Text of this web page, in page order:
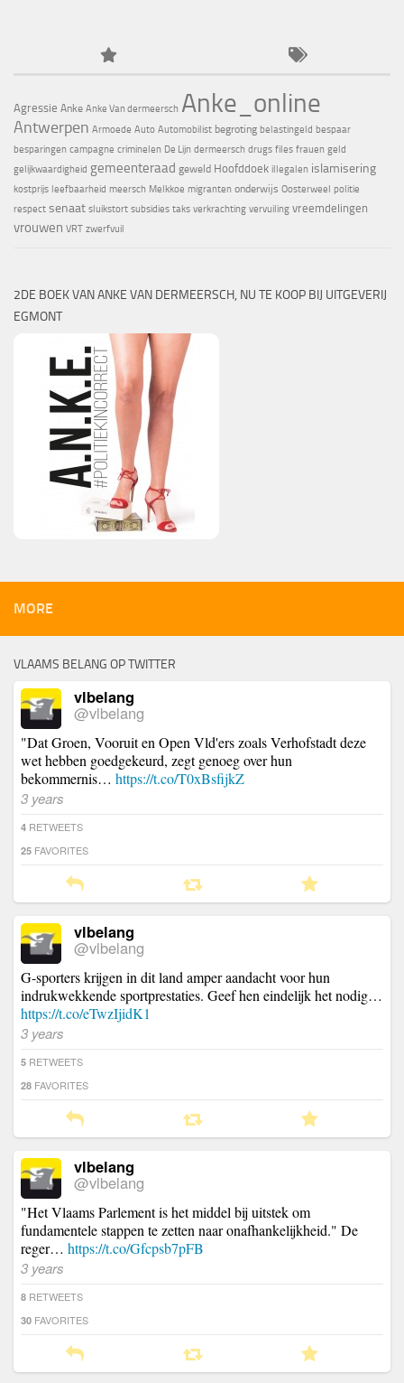
Agressie Anke Anke Van dermeersch Anke_online
Antwerpen Armoede Auto Automobilist begroting belastingeld bespaar
besparingen campagne criminelen De Lijn dermeersch drugs files frauen geld
gelijkwaardigheid gemeenteraad geweld Hoofddoek illegalen islamisering
kostprijs leefbaarheid meersch Melkkoe migranten onderwijs Oosterweel politie
respect senaat sluikstort subsidies taks verkrachting vervuiling vreemdelingen
vrouwen VRT zwerfvuil
2DE BOEK VAN ANKE VAN DERMEERSCH, NU TE KOOP BIJ UITGEVERIJ
EGMONT
MORE
VLAAMS BELANG OP TWITTER
vlbelang
@vlbelang
"Dat Groen, Vooruit en Open Vld'ers zoals Verhofstadt deze
wet hebben goedgekeurd, zegt genoeg over hun
bekommernis… https://t.co/T0xBsfijkZ
3 years
4 RETWEETS
25 FAVORITES
vlbelang
@vlbelang
G-sporters krijgen in dit land amper aandacht voor hun
indrukwekkende sportprestaties. Geef hen eindelijk het nodig…
https://t.co/eTwzIjidK1
3 years
5 RETWEETS
28 FAVORITES
vlbelang
@vlbelang
"Het Vlaams Parlement is het middel bij uitstek om
fundamentele stappen te zetten naar onafhankelijkheid." De
reger… https://t.co/Gfcpsb7pFB
3 years
8 RETWEETS
30 FAVORITES